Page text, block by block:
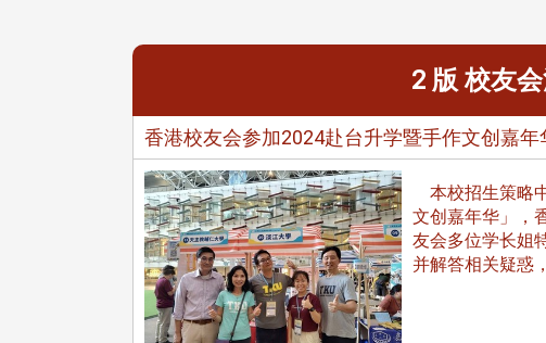
2 版 校友
香港校友会参加2024赴台升学暨手作文创嘉年
本校招生策略
文创嘉年华」，
友会多位学长姐
并解答相关疑惑
校友会活动 (海
校友会6月活动
2 版 校友会活动 (海
外、县市)
台北市校友会6月份活动
2
外
台
长
心力